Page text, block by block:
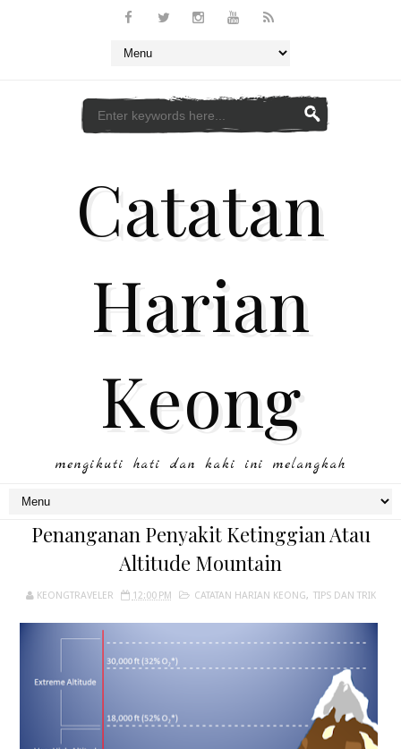
Catatan
Harian
Keong
mengikuti hati dan kaki ini melangkah
Penanganan Penyakit Ketinggian Atau
Altitude Mountain
KEONGTRAVELER 12:00 PM CATATAN HARIAN KEONG, TIPS DAN TRIK